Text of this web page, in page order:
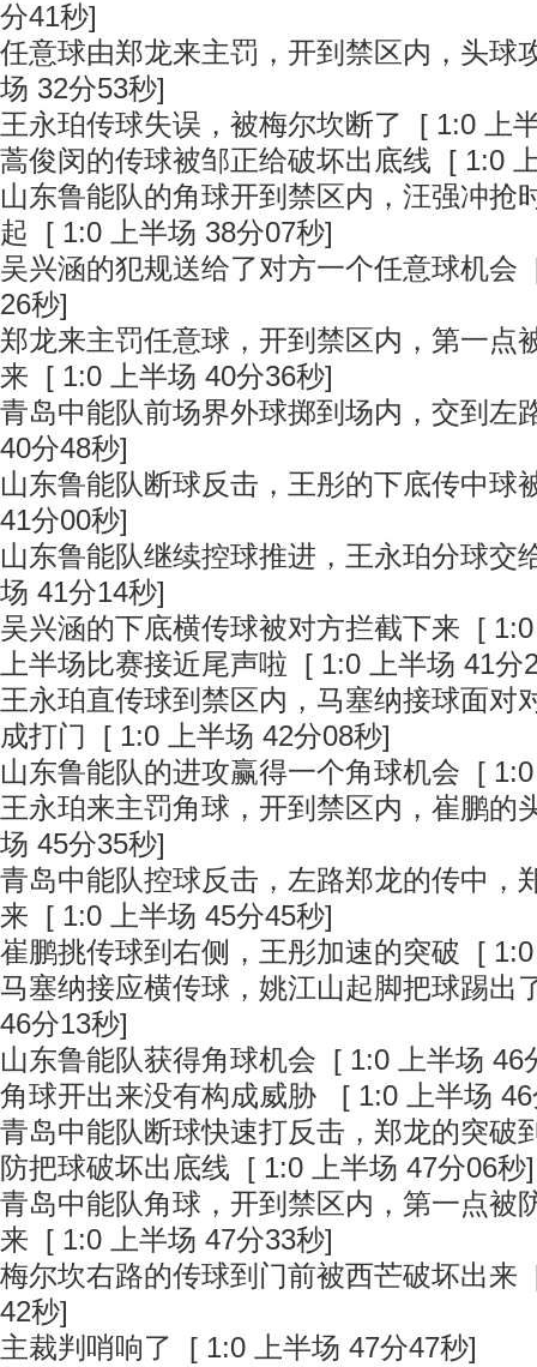
分41秒]
任意球由郑龙来主罚，开到禁区内，头球
场 32分53秒]
王永珀传球失误，被梅尔坎断了
[ 1:0 上
蒿俊闵的传球被邹正给破坏出底线 [ 1:0
山东鲁能队的角球开到禁区内，汪强冲抢
起 [ 1:0 上半场 38分07秒]
吴兴涵的犯规送给了对方一个任意球机会
26秒]
郑龙来主罚任意球，开到禁区内，第一点
来 [ 1:0 上半场 40分36秒]
青岛中能队前场界外球掷到场内，交到左
40分48秒]
山东鲁能队断球反击，王彤的下底传中球
41分00秒]
山东鲁能队继续控球推进，王永珀分球交
场 41分14秒]
吴兴涵的下底横传球被对方拦截下来 [
上半场比赛接近尾声啦 [ 1:0 上半场 41分
王永珀直传球到禁区内，马塞纳接球面对
成打门
[ 1:0 上半场 42分08秒]
山东鲁能队的进攻赢得一个角球机会 [
王永珀来主罚角球，开到禁区内，崔鹏的
场 45分35秒]
青岛中能队控球反击，左路郑龙的传中，
来 [ 1:0 上半场 45分45秒]
崔鹏挑传球到右侧，王彤加速的突破 [
马塞纳接应横传球，姚江山起脚把球踢出
46分13秒]
山东鲁能队获得角球机会 [ 1:0 上半场 46
角球开出来没有构成威胁
[ 1:0 上半场
青岛中能队断球快速打反击，郑龙的突破
防把球破坏出底线 [ 1:0 上半场 47分06秒]
青岛中能队角球，开到禁区内，第一点被
来 [ 1:0 上半场 47分33秒]
梅尔坎右路的传球到门前被西芒破坏出来
42秒]
主裁判哨响了
[ 1:0 上半场 47分47秒]